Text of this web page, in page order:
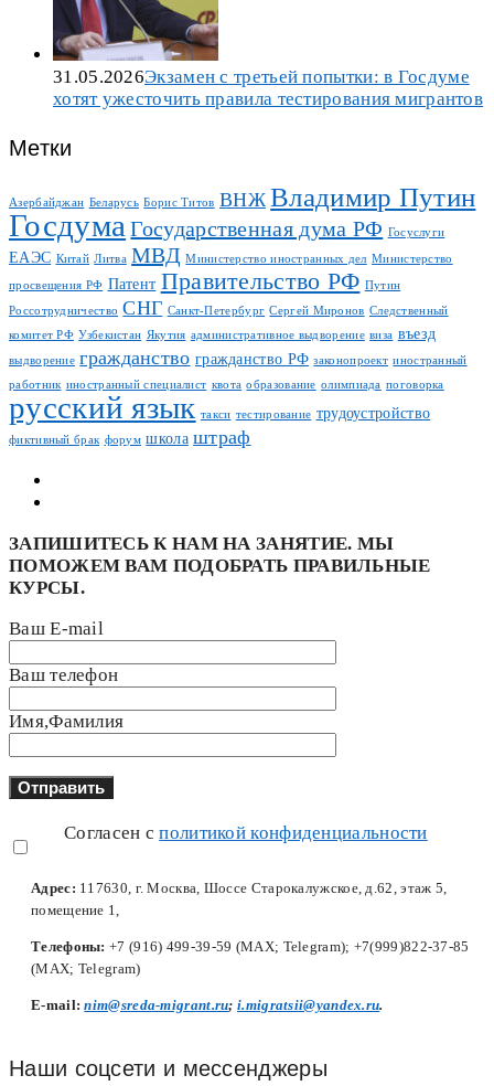
31.05.2026Экзамен с третьей попытки: в Госдуме
хотят ужесточить правила тестирования мигрантов
Метки
Азербайджан Беларусь Борис Титов ВНЖ Владимир Путин
Госдума Государственная дума РФ Госуслуги
ЕАЭС Китай Литва МВД Министерство иностранных дел Министерство
просвещения РФ Патент Правительство РФ Путин
Россотрудничество СНГ Санкт-Петербург Сергей Миронов Следственный
комитет РФ Узбекистан Якутия административное выдворение виза въезд
выдворение гражданство гражданство РФ законопроект иностранный
работник иностранный специалист квота образование олимпиада поговорка
русский язык такси тестирование трудоустройство
фиктивный брак форум школа штраф
ЗАПИШИТЕСЬ К НАМ НА ЗАНЯТИЕ. МЫ
ПОМОЖЕМ ВАМ ПОДОБРАТЬ ПРАВИЛЬНЫЕ
КУРСЫ.
Ваш E-mail
Ваш телефон
Имя,Фамилия
Согласен сполитикой конфиденциальности
Адрес: 117630, г. Москва, Шоссе Старокалужское, д.62, этаж 5,
помещение 1,
Телефоны: +7 (916) 499-39-59 (MAX; Telegram); +7(999)822-37-85
(MAX; Telegram)
Е-mail:nim@sreda-migrant.ru;i.migratsii@yandex.ru.
Наши соцсети и мессенджеры